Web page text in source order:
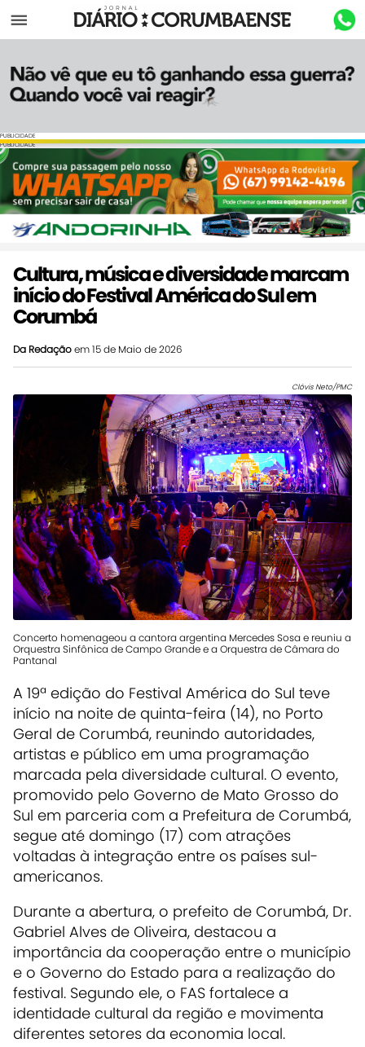
Menu
PUBLICIDADE
PUBLICIDADE
Cultura, música e diversidade marcam
início do Festival América do Sul em
Corumbá
Da Redaçãoem 15 de Maio de 2026
Clóvis Neto/PMC
Concerto homenageou a cantora argentina Mercedes Sosa e reuniu a
Orquestra Sinfônica de Campo Grande e a Orquestra de Câmara do
Pantanal
A 19ª edição do Festival América do Sul teve
início na noite de quinta-feira (14), no Porto
Geral de Corumbá, reunindo autoridades,
artistas e público em uma programação
marcada pela diversidade cultural. O evento,
promovido pelo Governo de Mato Grosso do
Sul em parceria com a Prefeitura de Corumbá,
segue até domingo (17) com atrações
voltadas à integração entre os países sul-
americanos.
Durante a abertura, o prefeito de Corumbá, Dr.
Gabriel Alves de Oliveira, destacou a
importância da cooperação entre o município
e o Governo do Estado para a realização do
festival. Segundo ele, o FAS fortalece a
identidade cultural da região e movimenta
diferentes setores da economia local.